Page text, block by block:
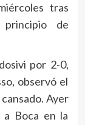
tras
principio de
por 2-0,
observó el
Ayer
Boca en la